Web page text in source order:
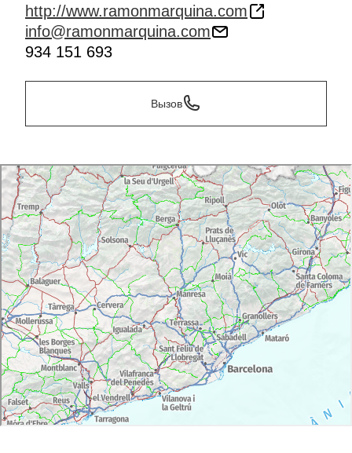
http://www.ramonmarquina.com
info@ramonmarquina.com
934 151 693
Вызов